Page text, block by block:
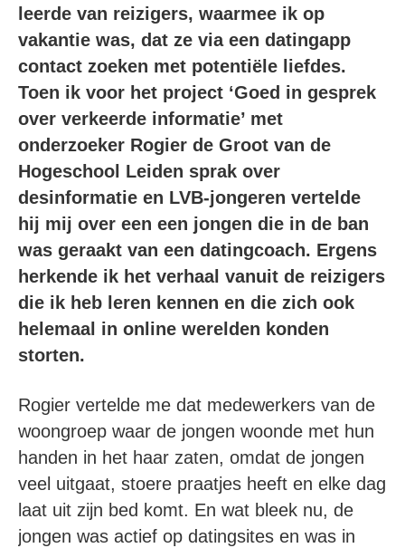
leerde van reizigers, waarmee ik op
vakantie was, dat ze via een datingapp
contact zoeken met potentiële liefdes.
Toen ik voor het project ‘Goed in gesprek
over verkeerde informatie’ met
onderzoeker Rogier de Groot van de
Hogeschool Leiden sprak over
desinformatie en LVB-jongeren vertelde
hij mij over een een jongen die in de ban
was geraakt van een datingcoach. Ergens
herkende ik het verhaal vanuit de reizigers
die ik heb leren kennen en die zich ook
helemaal in online werelden konden
storten.
Rogier vertelde me dat medewerkers van de
woongroep waar de jongen woonde met hun
handen in het haar zaten, omdat de jongen
veel uitgaat, stoere praatjes heeft en elke dag
laat uit zijn bed komt. En wat bleek nu, de
jongen was actief op datingsites en was in